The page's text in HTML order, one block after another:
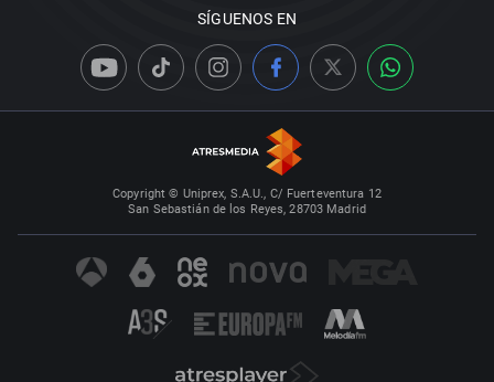
SÍGUENOS EN
Copyright © Uniprex, S.A.U., C/ Fuerteventura 12
San Sebastián de los Reyes, 28703 Madrid